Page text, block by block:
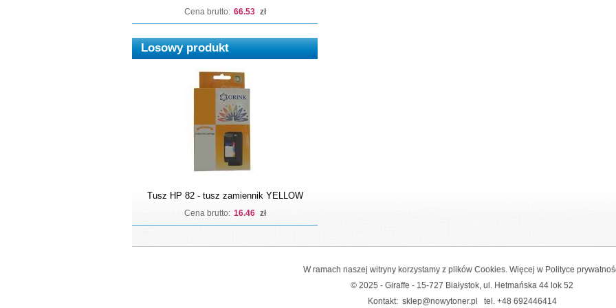
Cena brutto: 66.53 zł
Losowy produkt
Tusz HP 82 - tusz zamiennik YELLOW
Cena brutto: 16.46 zł
W ramach naszej witryny korzystamy z plików Cookies. Więcej w Polityce
© 2025 - Giraffe - 15-727 Białystok, ul. Hetmańska 44 lok 52
Kontakt: sklep@nowytoner.pl tel. +48 692446414